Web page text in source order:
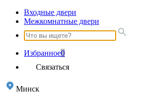
Входные двери
Межкомнатные двери
Избранное0
Связаться
Минск